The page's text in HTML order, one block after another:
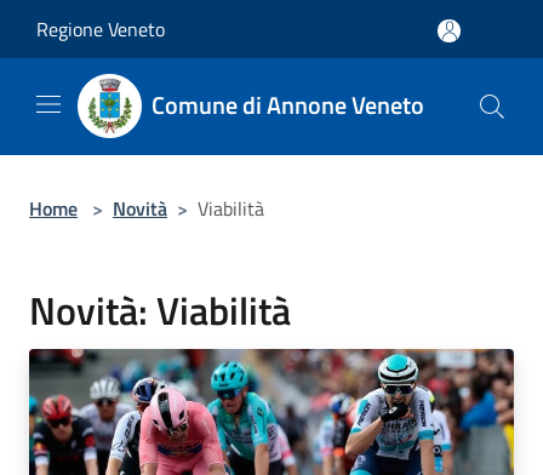
Regione Veneto
Comune di Annone Veneto
Home > Novità > Viabilità
Novità: Viabilità